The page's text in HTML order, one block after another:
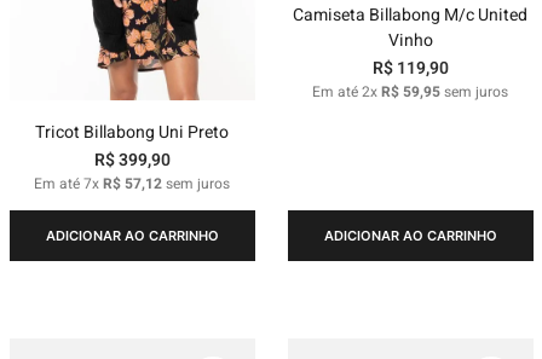
Tricot Billabong Uni Preto
R$399,90
Em até7xR$ 57,12sem juros
ADICIONAR AO CARRINHO
Camiseta Billabong M/c United
Vinho
R$ 119,90
Em até2xR$ 59,95sem juros
ADICIONAR AO CARRINHO